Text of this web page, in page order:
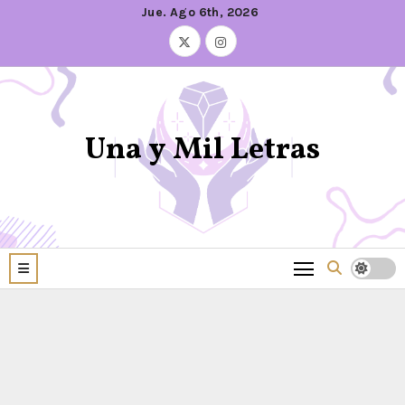
Jue. Ago 6th, 2026
Una y Mil Letras